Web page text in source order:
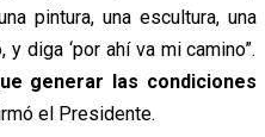
pintura, una escultura, una
diga ‘por ahí va mi camino”.
generar las condiciones
el Presidente.